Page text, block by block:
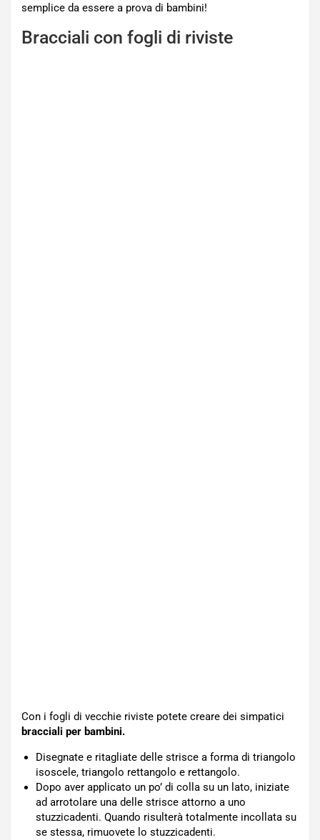
semplice da essere a prova di bambini!
Bracciali con fogli di riviste
Con i fogli di vecchie riviste potete creare dei simpatici
bracciali per bambini.
Disegnate e ritagliate delle strisce a forma di triangolo
isoscele, triangolo rettangolo e rettangolo.
Dopo aver applicato un po’ di colla su un lato, iniziate
ad arrotolare una delle strisce attorno a uno
stuzzicadenti. Quando risulterà totalmente incollata su
se stessa, rimuovete lo stuzzicadenti.